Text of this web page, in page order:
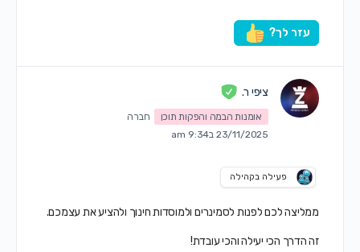
עזר לך?
ציפי ר.
אומנות הבמה והפקות תוכן
חברה
23/11/2025 ב9:34 am
פעילה בקהילה
ממליצה לכם לפנות לסמינרים ולמוסדות חינוך ולהציע את עצמכם.
זה הדרך הכי יעילה והכי עובדת!